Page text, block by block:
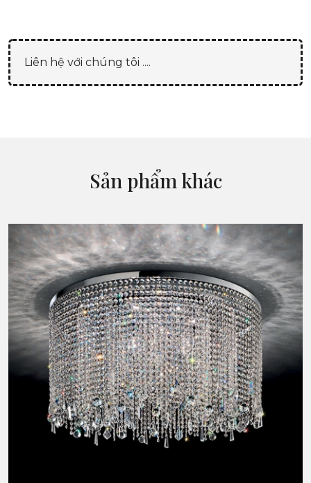
Liên hệ với chúng tôi ....
Sản phẩm khác